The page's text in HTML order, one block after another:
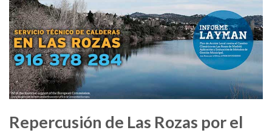
Repercusión de Las Rozas por el